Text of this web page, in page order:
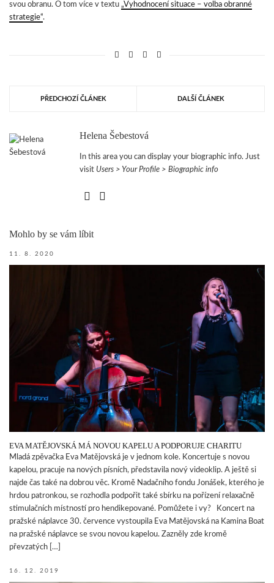
svou obranu. O tom více v textu „Vyhodnocení situace – volba obranné
strategie“.
PŘEDCHOZÍ ČLÁNEK DALŠÍ ČLÁNEK
Helena Šebestová
In this area you can display your biographic info. Just
visit Users > Your Profile > Biographic info
Mohlo by se vám líbit
11. 8. 2020
EVA MATĚJOVSKÁ MÁ NOVOU KAPELU A PODPORUJE CHARITU
Mladá zpěvačka Eva Matějovská je v jednom kole. Koncertuje s novou
kapelou, pracuje na nových písních, představila nový videoklip. A ještě si
najde čas také na dobrou věc. Kromě Nadačního fondu Jonášek, kterého je
hrdou patronkou, se rozhodla podpořit také sbírku na pořízení relaxačně
stimulačních místností pro hendikepované. Pomůžete i vy? Koncert na
pražské náplavce 30. července vystoupila Eva Matějovská na Kamina Boat
na pražské náplavce se svou novou kapelou. Zazněly zde kromě
převzatých […]
16. 12. 2019